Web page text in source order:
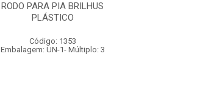
RODO PARA PIA BRILHUS
PLÁSTICO
Código: 1353
Embalagem: UN-1- Múltiplo: 3